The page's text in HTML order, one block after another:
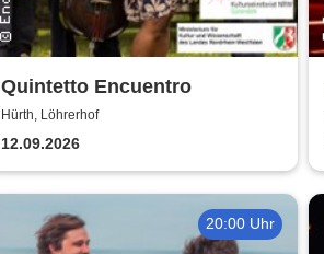
Quintetto Encuentro
Hürth, Löhrerhof
12.09.2026
20:00 Uhr